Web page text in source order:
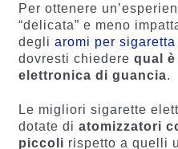
Per ottenere
“delicata” e meno
degli aromi per
dovresti chiedere qual
elettronica di guancia.
Le migliori sigarette
dotate di atomizzatori
piccoli rispetto a quelli